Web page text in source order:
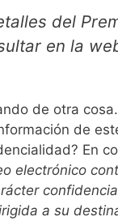
del
en la
de otra
de
En
electrónico
a su